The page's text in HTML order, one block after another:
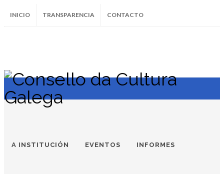
INICIO TRANSPARENCIA CONTACTO
InstagramFacebookTwitter Soundcloud
Youtube
A INSTITUCIÓN EVENTOS INFORMES